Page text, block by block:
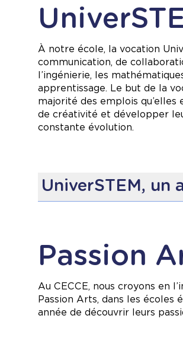
à l'augmentation de l'estime
Chaque semaine, nos
variées et captivantes :
Observation de la
Activités motrices et
Projets éducatifs guidés:
l’enquête.
Les bienfaits
Acquérir des
augmentant leur
Découvrez plus
À notre école, la vocation
communication, de
l’ingénierie, les
apprentissage. Le but de la
majorité des emplois
de créativité et développer
constante évolution.
UniverSTEM, un
Notre école favorise
Manipulation de matériel
Initiation au langage
Développement
Passion
Au CECCE, nous croyons en
Passion Arts, dans les écoles
année de découvrir leurs